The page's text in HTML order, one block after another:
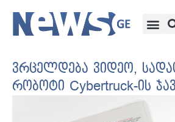
ვრცელდება ვიდეო,
რობოტი Cybertruck-ის